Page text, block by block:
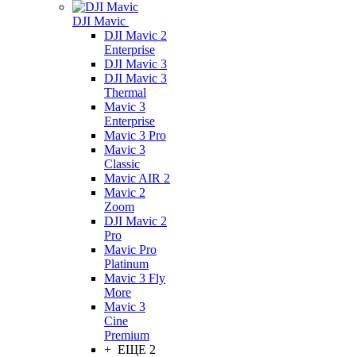
DJI Mavic
DJI Mavic 2
Enterprise
DJI Mavic 3
DJI Mavic 3
Thermal
Mavic 3
Enterprise
Mavic 3 Pro
Mavic 3
Сlassic
Mavic AIR 2
Mavic 2
Zoom
DJI Mavic 2
Pro
Mavic Pro
Platinum
Mavic 3 Fly
More
Mavic 3
Cine
Premium
+ ЕЩЕ 2